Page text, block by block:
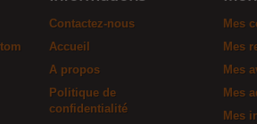
Contactez-nous
Accueil
A propos
Politique de
confidentialité
Mes
Mes
Mes
Mes
Mes